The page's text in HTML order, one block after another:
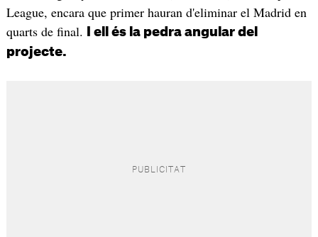
League, encara que primer hauran d'eliminar el Madrid en
quarts de final.
I ell és la pedra angular del
projecte.